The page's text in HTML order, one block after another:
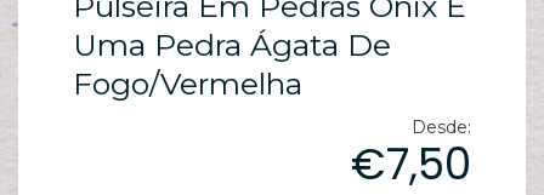
Uma Pedra Ágata De
Fogo/vermelha
Desde:
€7,50